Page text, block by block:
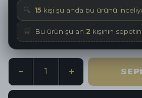
🔍 15 kişi şu anda bu ürünü
🛒 Bu ürün şu an 2 kişinin